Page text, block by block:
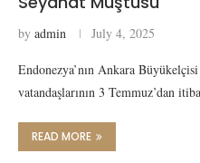
by admin July 4, 2025
Endonezya’nın Ankara
vatandaşlarının 3 Temmuz’dan
READ MORE